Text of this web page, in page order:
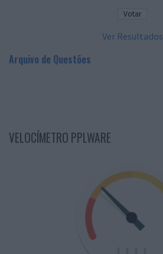
Ver Resultados
Arquivo de Questões
VELOCÍMETRO PPLWARE